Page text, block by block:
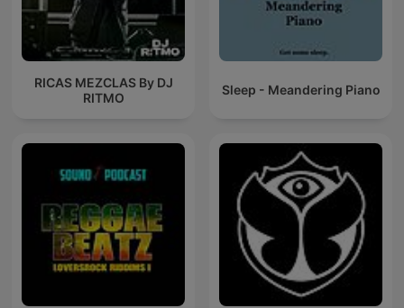
RICAS MEZCLAS By DJ
RITMO
Sleep - Meandering Piano